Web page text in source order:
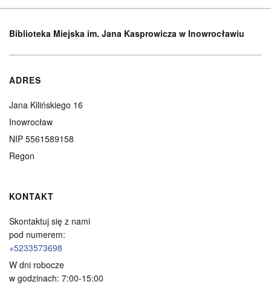
Biblioteka Miejska im. Jana Kasprowicza w Inowrocławiu
ADRES
Jana Kilińskiego 16
Inowrocław
NIP 5561589158
Regon
KONTAKT
Skontaktuj się z nami
pod numerem:
+5233573698
W dni robocze
w godzinach: 7:00-15:00